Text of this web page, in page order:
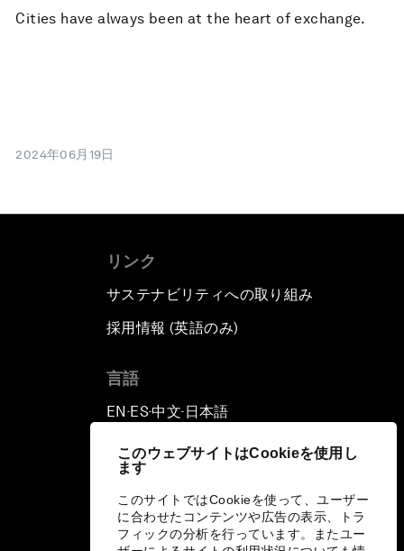
このウェブサイトはCookieを使用し
ます
このサイトではCookieを使って、ユーザー
に合わせたコンテンツや広告の表示、トラ
フィックの分析を行っています。またユー
Cities have always been at the heart of exchange.
2024年06月19日
リンク
サステナビリティへの取り組み
採用情報 (英語のみ)
言語
EN ▪ ES▪中文▪ 日本語